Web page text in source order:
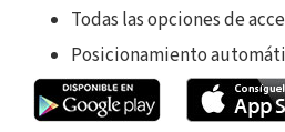
Todas las opciones de
Posicionamiento